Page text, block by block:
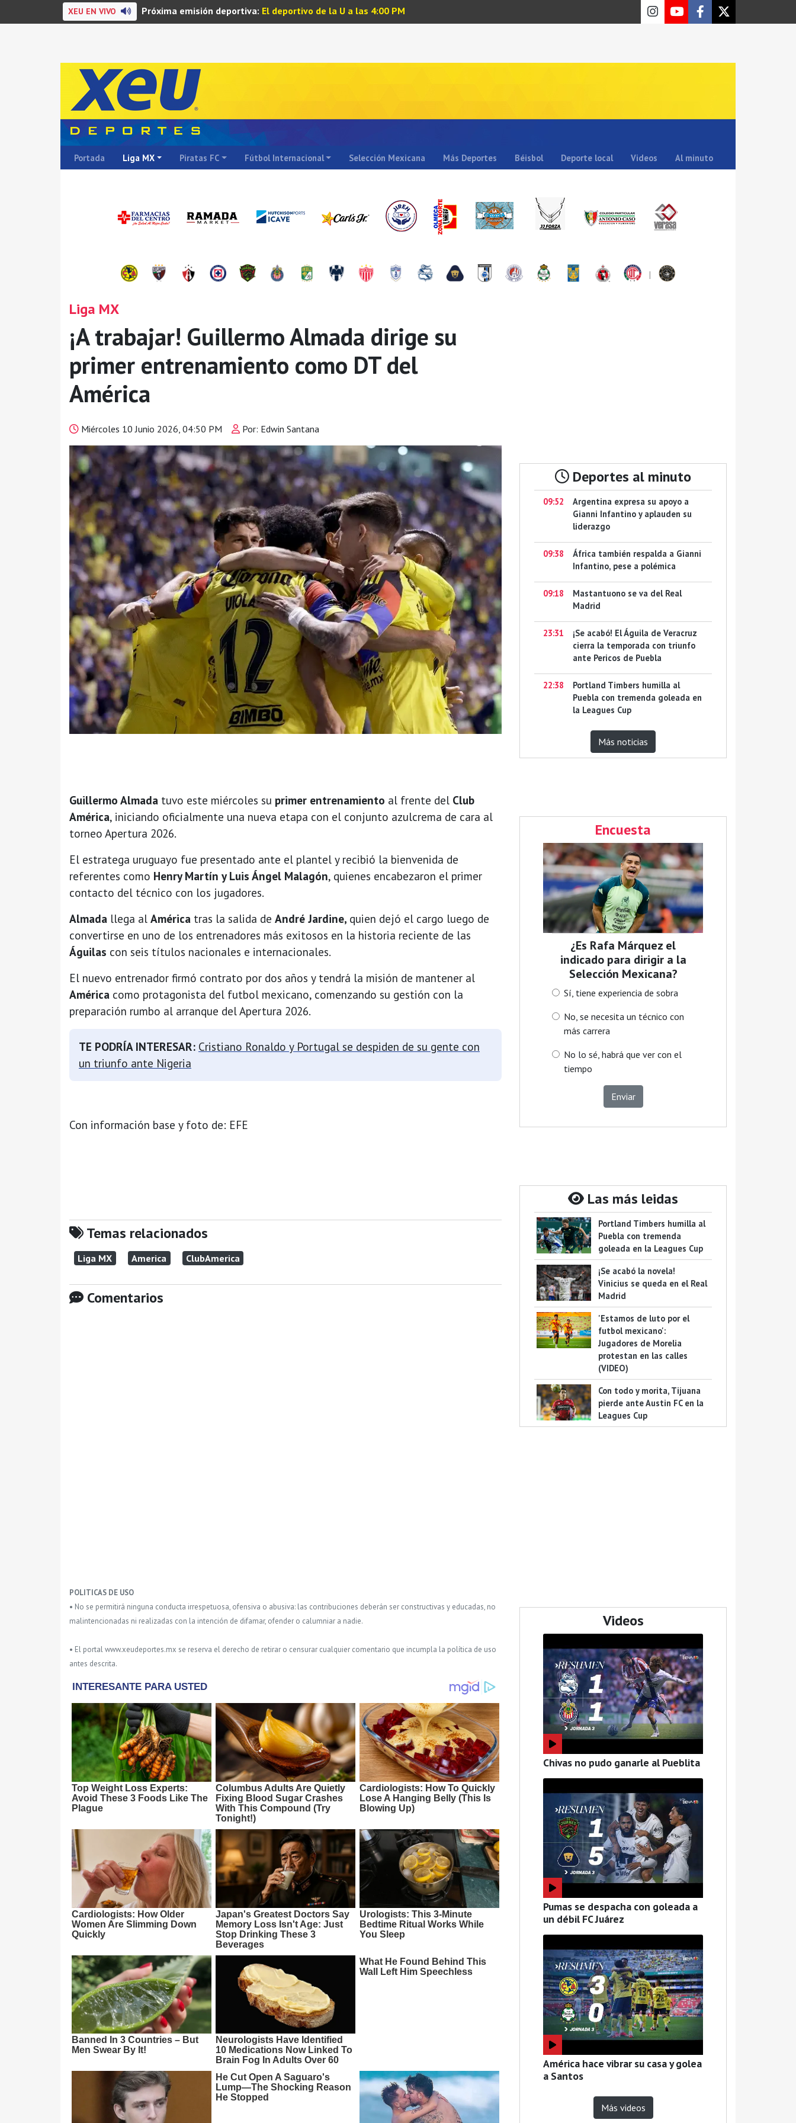
XEU EN VIVO Próxima emisión deportiva: El deportivo de la U a las 4:00 PM
Portada Liga MX Piratas FC Fútbol Internacional Selección Mexicana Más Deportes Béisbol Deporte local Videos Al minuto
|
Liga MX
¡A trabajar! Guillermo Almada dirige su
primer entrenamiento como DT del
América
Miércoles 10 Junio 2026, 04:50 PM Por: Edwin Santana
Guillermo Almada tuvo este miércoles su primer entrenamiento al frente del Club
América, iniciando oficialmente una nueva etapa con el conjunto azulcrema de cara al
torneo Apertura 2026.
El estratega uruguayo fue presentado ante el plantel y recibió la bienvenida de
referentes como Henry Martín y Luis Ángel Malagón, quienes encabezaron el primer
contacto del técnico con los jugadores.
Almada llega al América tras la salida de André Jardine, quien dejó el cargo luego de
convertirse en uno de los entrenadores más exitosos en la historia reciente de las
Águilas con seis títulos nacionales e internacionales.
El nuevo entrenador firmó contrato por dos años y tendrá la misión de mantener al
América como protagonista del futbol mexicano, comenzando su gestión con la
preparación rumbo al arranque del Apertura 2026.
TE PODRÍA INTERESAR: Cristiano Ronaldo y Portugal se despiden de su gente con
un triunfo ante Nigeria
Con información base y foto de: EFE
Temas relacionados
Liga MX America ClubAmerica
Comentarios
POLITICAS DE USO
• No se permitirá ninguna conducta irrespetuosa, ofensiva o abusiva: las contribuciones deberán ser constructivas y educadas, no
malintencionadas ni realizadas con la intención de difamar, ofender o calumniar a nadie.
• El portal www.xeudeportes.mx se reserva el derecho de retirar o censurar cualquier comentario que incumpla la política de uso
antes descrita.
Deportes al minuto
09:52
Argentina expresa su apoyo a
Gianni Infantino y aplauden su
liderazgo
09:38
África también respalda a Gianni
Infantino, pese a polémica
09:18
Mastantuono se va del Real
Madrid
23:31
¡Se acabó! El Águila de Veracruz
cierra la temporada con triunfo
ante Pericos de Puebla
22:38
Portland Timbers humilla al
Puebla con tremenda goleada en
la Leagues Cup
Más noticias
Encuesta
¿Es Rafa Márquez el
indicado para dirigir a la
Selección Mexicana?
Sí, tiene experiencia de sobra
No, se necesita un técnico con
más carrera
No lo sé, habrá que ver con el
tiempo
Enviar
Las más leidas
Portland Timbers humilla al
Puebla con tremenda
goleada en la Leagues Cup
¡Se acabó la novela!
Vinicius se queda en el Real
Madrid
'Estamos de luto por el
futbol mexicano':
Jugadores de Morelia
protestan en las calles
(VIDEO)
Con todo y morita, Tijuana
pierde ante Austin FC en la
Leagues Cup
Videos
Chivas no pudo ganarle al Pueblita
Pumas se despacha con goleada a
un débil FC Juárez
América hace vibrar su casa y golea
a Santos
Más videos